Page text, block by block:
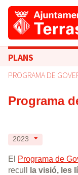
PLANS
PROGRAMA DE
Programa
2023
El Programa de
recull
la visió, les